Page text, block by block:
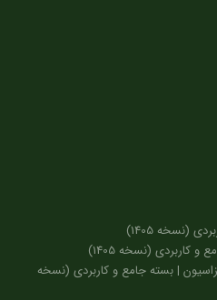
(نسخه 1405)
(نسخه 1405)
| بسته جامع و کاربردی (نسخه